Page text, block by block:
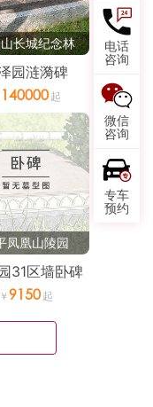
电话
咨询
微信
咨询
专车
预约
长城纪念林
园涟漪碑
140000
凤凰山陵园
31区墙卧碑
9150